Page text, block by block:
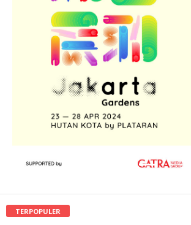
TERPOPULER